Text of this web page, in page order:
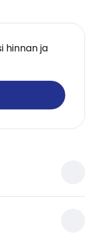
hinnan ja